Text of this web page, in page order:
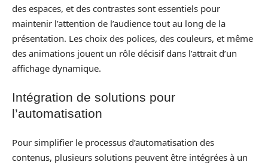
des espaces, et des contrastes sont essentiels pour
maintenir l’attention de l’audience tout au long de la
présentation. Les choix des polices, des couleurs, et même
des animations jouent un rôle décisif dans l’attrait d’un
affichage dynamique.
Intégration de solutions pour
l’automatisation
Pour simplifier le processus d’automatisation des
contenus, plusieurs solutions peuvent être intégrées à un